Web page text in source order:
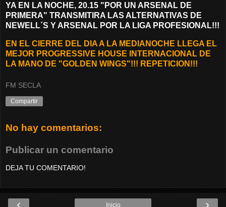
YA EN LA NOCHE, 20.15 "POR UN ARSENAL DE
PRIMERA" TRANSMITIRA LAS ALTERNATIVAS DE
NEWELL´S Y ARSENAL POR LA LIGA PROFESIONAL!!!
EN EL CIERRE DEL DIA A LA MEDIANOCHE LLEGA EL
MEJOR PROGRESSIVE HOUSE INTERNACIONAL DE
LA MANO DE "GOLDEN WINGS"!!! REPETICION!!!
FM SECLA
Compartir
No hay comentarios:
Publicar un comentario
DEJA TU COMENTARIO!
Inicio